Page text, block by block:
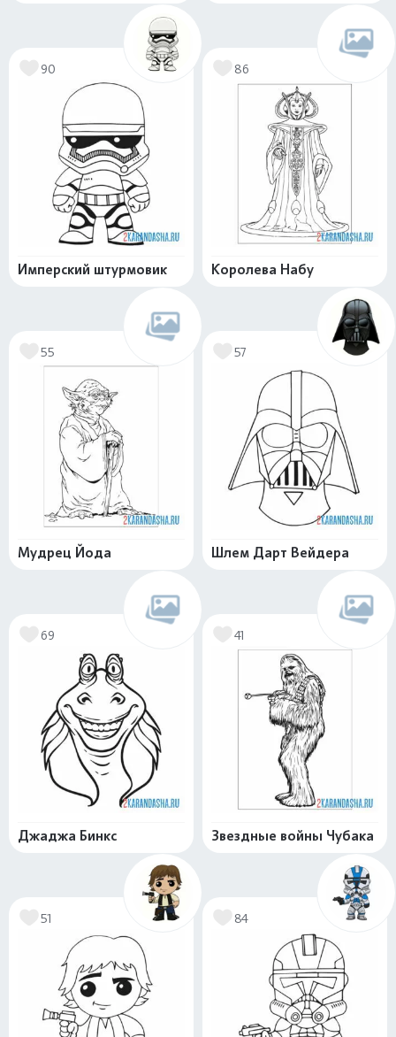
90
Имперский штурмовик
86
Королева Набу
55
Мудрец Йода
57
Шлем Дарт Вейдера
69
Джаджа Бинкс
41
Звездные войны Чубака
51 84